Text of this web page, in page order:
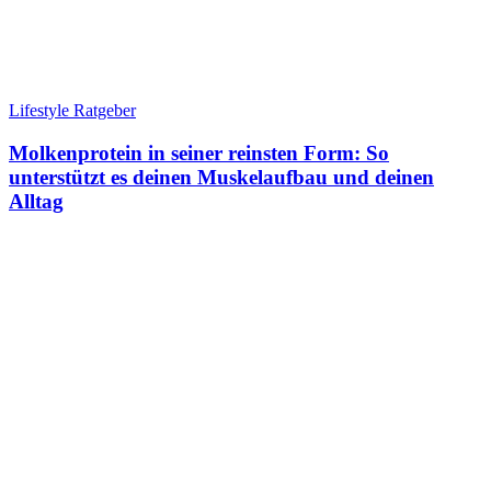
Lifestyle Ratgeber
Molkenprotein in seiner reinsten Form: So
unterstützt es deinen Muskelaufbau und deinen
Alltag